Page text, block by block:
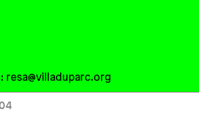
resa@villaduparc.org